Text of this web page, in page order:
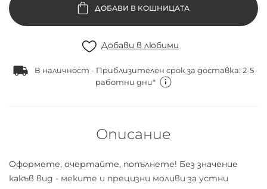
ДОБАВИ В КОШНИЦАТА
Добави в любими
В наличност - Приблизителен срок за доставка: 2-5
работни дни*
Описание
Оформете, очертайте, попълнете! Без значение
какъв вид - меките и прецизни моливи за устни